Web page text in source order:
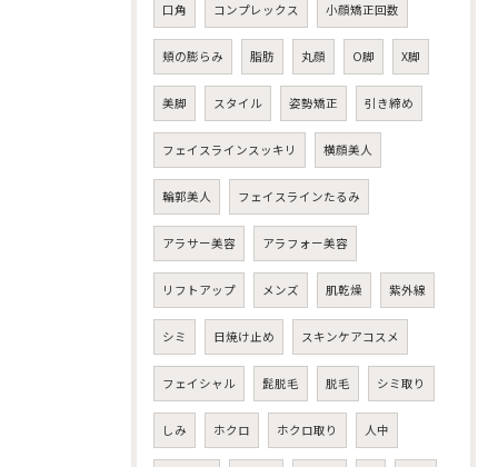
口角 コンプレックス 小顔矯正回数
頬の膨らみ 脂肪 丸顔 O脚 X脚
美脚 スタイル 姿勢矯正 引き締め
フェイスラインスッキリ 横顔美人
輪郭美人 フェイスラインたるみ
アラサー美容 アラフォー美容
リフトアップ メンズ 肌乾燥 紫外線
シミ 日焼け止め スキンケアコスメ
フェイシャル 髭脱毛 脱毛 シミ取り
しみ ホクロ ホクロ取り 人中